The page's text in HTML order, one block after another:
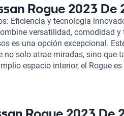
Rogue 2023 De
Eficiencia y tecnología
versatilidad, comodidad y
es una opción excepcional.
no solo atrae miradas, sino que
espacio interior, el Rogue
los fines de semana, además de
mantengas informado y